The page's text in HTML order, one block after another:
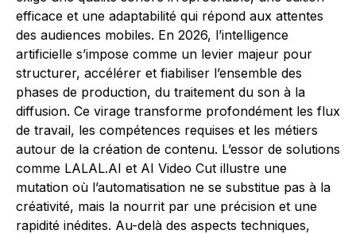
efficace et une adaptabilité qui répond aux attentes
des audiences mobiles. En 2026, l’intelligence
artificielle s’impose comme un levier majeur pour
structurer, accélérer et fiabiliser l’ensemble des
phases de production, du traitement du son à la
diffusion. Ce virage transforme profondément les flux
de travail, les compétences requises et les métiers
autour de la création de contenu. L’essor de solutions
comme LALAL.AI et AI Video Cut illustre une
mutation où l’automatisation ne se substitue pas à la
créativité, mais la nourrit par une précision et une
rapidité inédites. Au-delà des aspects techniques,